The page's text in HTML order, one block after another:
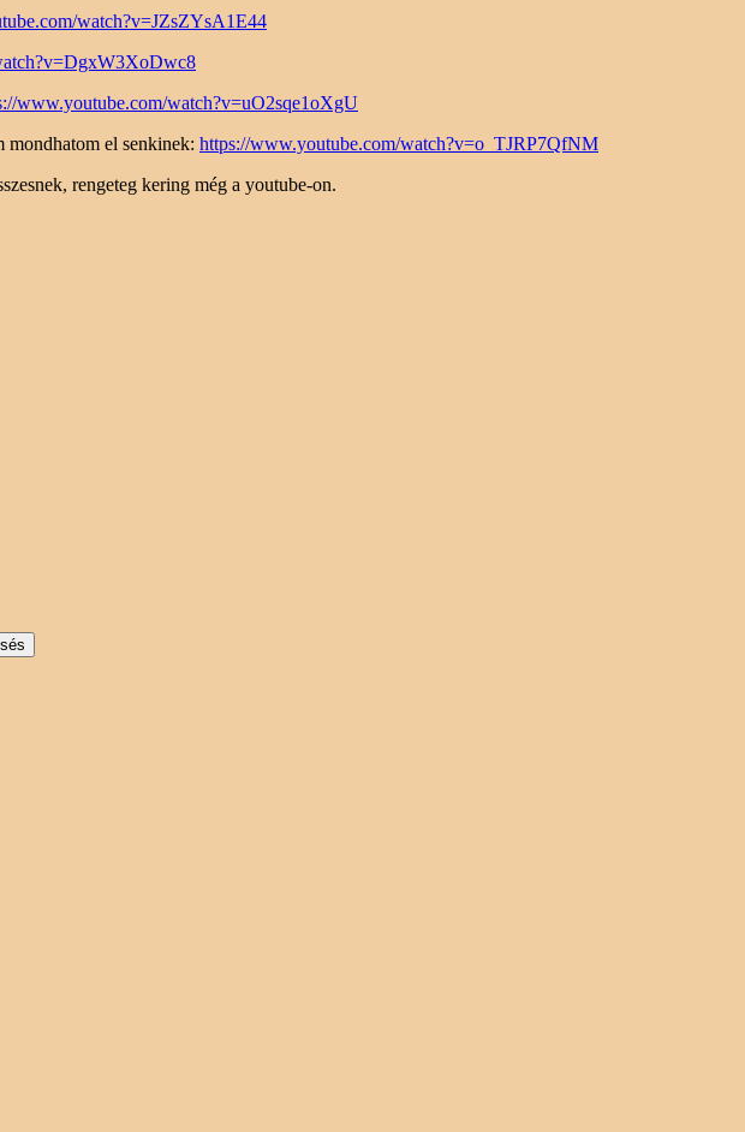
watch?v=JZsZYsA1E44
www.youtube.com/watch?v=uO2sqe1oXgU
mondhatom el senkinek: https://www.youtube.com/watch?v=o_TJRP7QfNM
rengeteg kering még a youtube-on.